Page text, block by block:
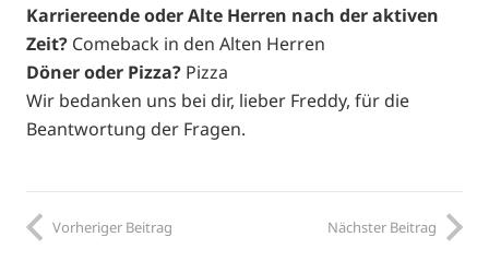
Karriereende oder Alte Herren nach der aktiven
Zeit? Comeback in den Alten Herren
Döner oder Pizza? Pizza
Wir bedanken uns bei dir, lieber Freddy, für die
Beantwortung der Fragen.
Vorheriger Beitrag Nächster Beitrag